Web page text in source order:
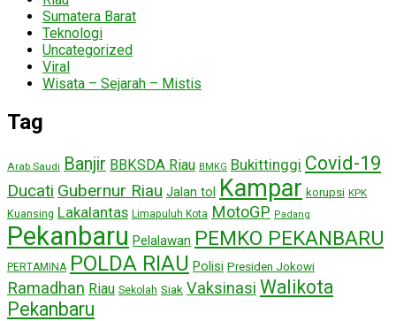
Sumatera Barat
Teknologi
Uncategorized
Viral
Wisata – Sejarah – Mistis
Tag
Arab Saudi Banjir BBKSDA Riau BMKG Bukittinggi Covid-19
Ducati Gubernur Riau Jalan tol Kampar korupsi KPK
Kuansing Lakalantas Limapuluh Kota MotoGP Padang
Pekanbaru Pelalawan PEMKO PEKANBARU
PERTAMINA POLDA RIAU Polisi Presiden Jokowi
Ramadhan Riau Sekolah Siak Vaksinasi Walikota
Pekanbaru